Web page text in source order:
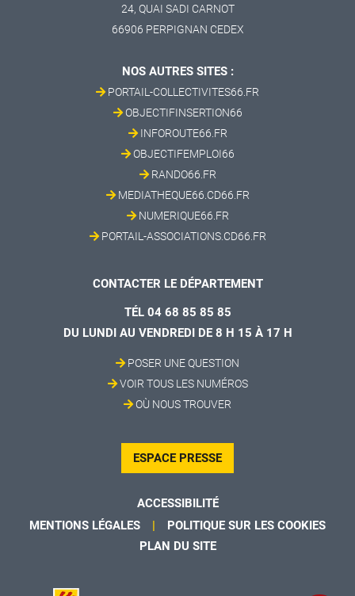
24, QUAI SADI CARNOT
66906 PERPIGNAN CEDEX
NOS AUTRES SITES :
PORTAIL-COLLECTIVITES66.FR
OBJECTIFINSERTION66
INFOROUTE66.FR
OBJECTIFEMPLOI66
RANDO66.FR
MEDIATHEQUE66.CD66.FR
NUMERIQUE66.FR
PORTAIL-ASSOCIATIONS.CD66.FR
CONTACTER LE DÉPARTEMENT
TÉL 04 68 85 85 85
DU LUNDI AU VENDREDI DE 8 H 15 À 17 H
POSER UNE QUESTION
VOIR TOUS LES NUMÉROS
OÙ NOUS TROUVER
ESPACE PRESSE
ACCESSIBILITÉ
MENTIONS LÉGALES
POLITIQUE SUR LES COOKIES
PLAN DU SITE